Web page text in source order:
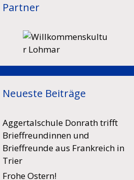
Partner
Neueste Beiträge
Aggertalschule Donrath trifft
Brieffreundinnen und
Brieffreunde aus Frankreich in
Trier
Frohe Ostern!